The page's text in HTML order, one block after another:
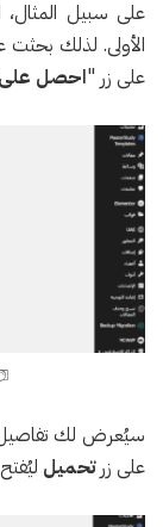
على سبيل المثال،
الأولى. لذلك بحثت
على زر "احصل على
سيُعرض لك تفاصيل
على زرتحميل